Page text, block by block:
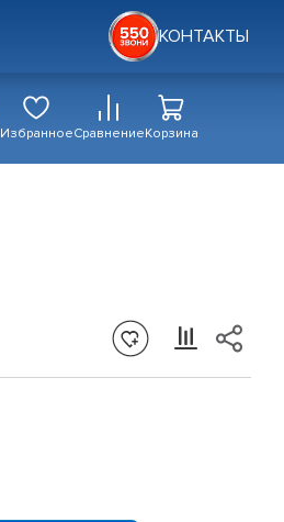
КОНТАКТЫ
ИзбранноеСравнениеКорзина